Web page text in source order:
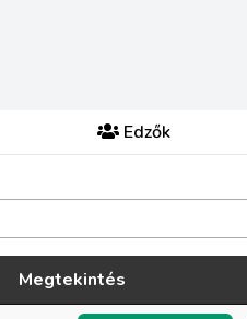
Edzők
Megtekintés